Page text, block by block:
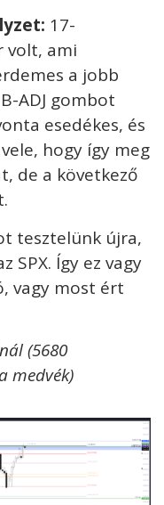
17-
volt, ami
a jobb
ADJ gombot
esedékes, és
hogy így meg
de a következő
tesztelünk újra,
SPX. Így ez vagy
vagy most ért
(5680
medvék)